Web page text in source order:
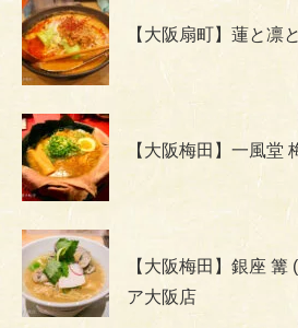
【大阪扇町】蓮と凛
【大阪梅田】一風堂
【大阪梅田】銀座 篝
ア大阪店